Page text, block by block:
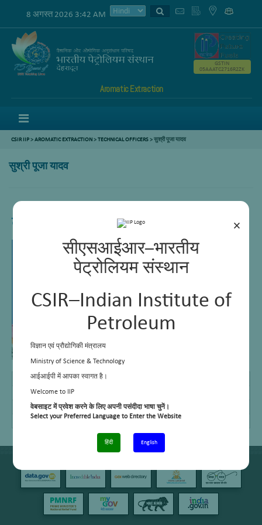
×
सीएसआईआर–भारतीय
पेट्रोलियम संस्थान
CSIR–Indian Institute of
Petroleum
विज्ञान एवं प्रौद्योगिकी मंत्रालय
Ministry of Science & Technology
आईआईपी में आपका स्वागत है।
Welcome to IIP
वेबसाइट में प्रवेश करने के लिए अपनी पसंदीदा भाषा चुनें।
Select your Preferred Language to Enter the Website
हिंदी English
8 अगस्त 2026 3:42 AM
Aromatic Extraction
GSTIN
05AAATC2716R2ZK
CSIR IIP>AROMATIC EXTRACTION>TECHNICAL OFFICERS>सुश्री पूजा यादव
सुश्री पूजा यादव
तकनीकी अधिकारी
2011, N I M S University, Jaipur
E Mail
Telephone No. +91 – 135-2525781/782
–